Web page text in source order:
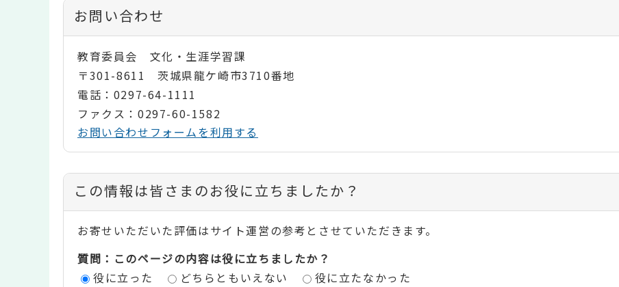
お問い合わせ
教育委員会 文化・生涯学習課
〒301-8611 茨城県龍ケ崎市3710番地
電話：0297-64-1111
ファクス：0297-60-1582
お問い合わせフォームを利用する
コ
ン
テ
ン
この情報は皆さまのお役に立ちましたか？
お寄せいただいた評価はサイト運営の参考とさせていただきます。
質問：このページの内容は役に立ちましたか？
役に立った
どちらともいえない
役に立たなかった